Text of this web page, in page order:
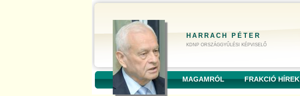
HARRACH PÉTER
KDNP ORSZÁGGYŰLÉSI KÉPVISELŐ
MAGAMRÓL FRAKCIÓ HÍREK